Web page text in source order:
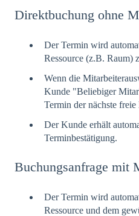
Direktbuchung ohne
Der Termin wird
Ressource (z.B. Raum)
Wenn die
Kunde "Beliebiger
Termin der nächste
Der Kunde erhält
Terminbestätigung.
Buchungsanfrage mit
Der Termin wird
Ressource und dem